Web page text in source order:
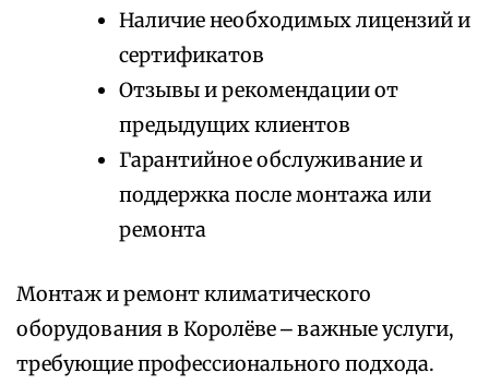
Наличие необходимых лицензий и
сертификатов
Отзывы и рекомендации от
предыдущих клиентов
Гарантийное обслуживание и
поддержка после монтажа или
ремонта
Монтаж и ремонт климатического
оборудования в Королёве ⎼ важные услуги,
требующие профессионального подхода.